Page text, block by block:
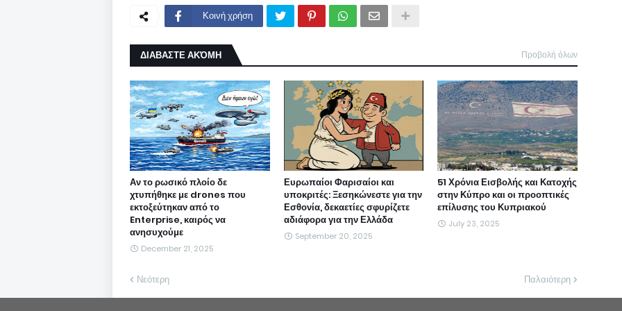
Κοινή χρήση
ΔΙΑΒΑΣΤΕ ΑΚΌΜΗ Προβολή όλων
Αν το ρωσικό πλοίο δε
χτυπήθηκε με drones που
εκτοξεύτηκαν από το
Enterprise, καιρός να
ανησυχούμε
December 21, 2025
Ευρωπαίοι Φαρισαίοι και
υποκριτές: Ξεσηκώνεστε για την
Εσθονία, δεκαετίες σφυρίζετε
αδιάφορα για την Ελλάδα
September 20, 2025
51 Χρόνια Εισβολής και Κατοχής
στην Κύπρο και οι προοπτικές
επίλυσης του Κυπριακού
July 23, 2025
Νεότερη Παλαιότερη